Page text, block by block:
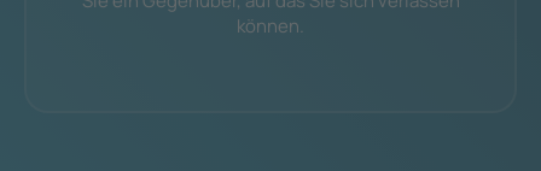
können.